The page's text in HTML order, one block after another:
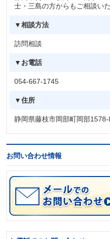
士・三島の方からもご相談い
▼相談方法
訪問相談
▼お電話
054-667-1745
▼住所
静岡県藤枝市岡部町岡部1578-
お問い合わせ情報